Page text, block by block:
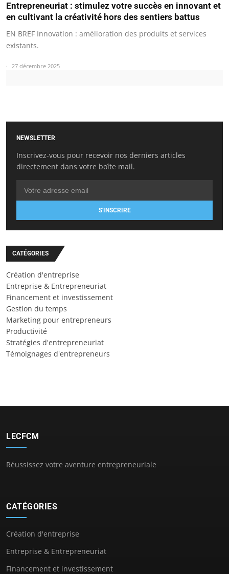
Entrepreneuriat : stimulez votre succès en innovant et
en cultivant la créativité hors des sentiers battus
EN BREF Innovation : amélioration des produits et services
existants.
27 décembre 2025
NEWSLETTER
Inscrivez-vous pour recevoir nos derniers articles
directement dans votre boîte mail.
S'INSCRIRE
CATÉGORIES
Création d'entreprise
Entreprise & Entrepreneuriat
Financement et investissement
Gestion du temps
Marketing pour entrepreneurs
Productivité
Stratégies d'entrepreneuriat
Témoignages d'entrepreneurs
LECFCM
Réussissez votre aventure entrepreneuriale
CATÉGORIES
Création d'entreprise
Entreprise & Entrepreneuriat
Financement et investissement